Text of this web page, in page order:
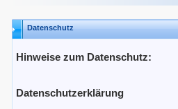
Datenschutz
Hinweise zum Datenschutz:
Datenschutzerklärung